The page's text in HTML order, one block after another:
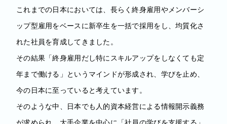
これまでの日本においては、長らく終身雇用やメンバーシ
ップ型雇用をベースに新卒生を一括で採用をし、均質化さ
れた社員を育成してきました。
その結果「終身雇用だし特にスキルアップをしなくても定
年まで働ける」というマインドが形成され、学びを止め、
今の日本に至っていると考えています。
そのような中、日本でも人的資本経営による情報開示義務
が求められ、大手企業を中心に「社員の学びを支援する」